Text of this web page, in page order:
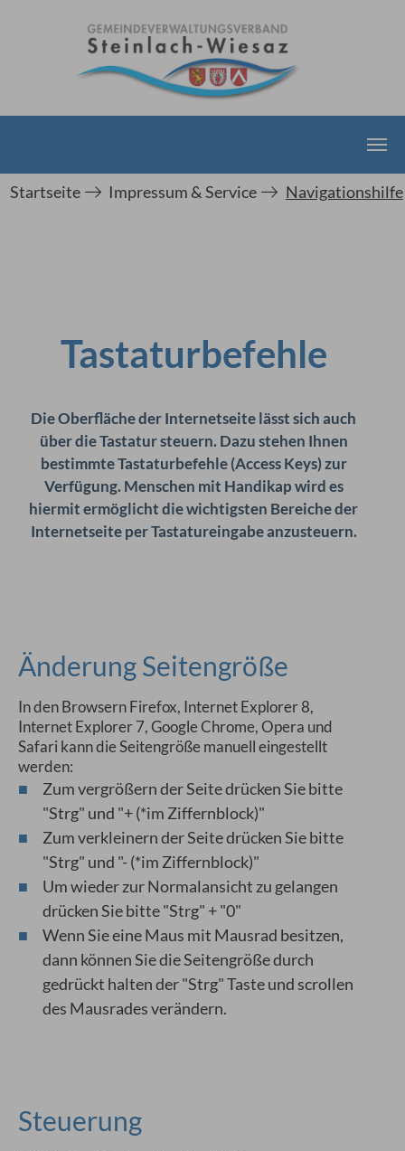
Sie sind hier:
Startseite Impressum & Service Navigationshilfe
Tastaturbefehle
Die Oberfläche der Internetseite lässt sich auch
über die Tastatur steuern. Dazu stehen Ihnen
bestimmte Tastaturbefehle (Access Keys) zur
Verfügung. Menschen mit Handikap wird es
hiermit ermöglicht die wichtigsten Bereiche der
Internetseite per Tastatureingabe anzusteuern.
Änderung Seitengröße
In den Browsern Firefox, Internet Explorer 8,
Internet Explorer 7, Google Chrome, Opera und
Safari kann die Seitengröße manuell eingestellt
werden:
Zum vergrößern der Seite drücken Sie bitte
"Strg" und "+ (*im Ziffernblock)"
Zum verkleinern der Seite drücken Sie bitte
"Strg" und "- (*im Ziffernblock)"
Um wieder zur Normalansicht zu gelangen
drücken Sie bitte "Strg" + "0"
Wenn Sie eine Maus mit Mausrad besitzen,
dann können Sie die Seitengröße durch
gedrückt halten der "Strg" Taste und scrollen
des Mausrades verändern.
Steuerung